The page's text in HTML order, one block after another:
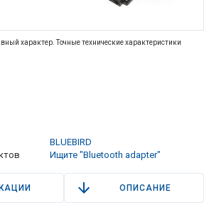
характер. Точные технические характеристики
BLUEBIRD
Ищите "Bluetooth adapter"
ОПИСАНИЕ